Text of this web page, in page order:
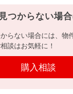
相
談
古屋）
組織図
本社地
図
方
つからない場
らない場合には、物
談はお気軽に！
購入相談